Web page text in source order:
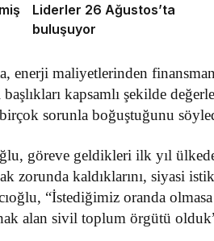
Liderler 26 Ağustos’ta
buluşuyor
enerji maliyetlerinden
kapsamlı şekilde
sorunla boğuştuğunu
göreve geldikleri ilk yıl
zorunda kaldıklarını, siyasi
“İstediğimiz oranda
alan sivil toplum örgütü